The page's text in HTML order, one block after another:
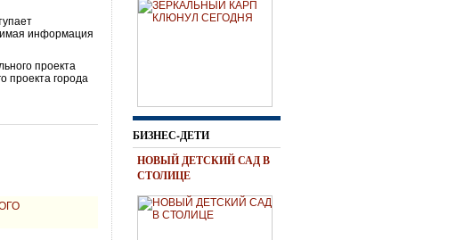
информация
проекта
проекта города
БИЗНЕС-ДЕТИ
НОВЫЙ ДЕТСКИЙ САД В
СТОЛИЦЕ